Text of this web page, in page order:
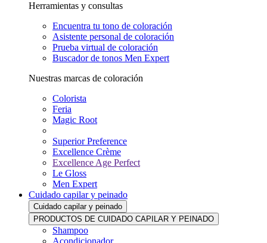
Herramientas y consultas
Encuentra tu tono de coloración
Asistente personal de coloración
Prueba virtual de coloración
Buscador de tonos Men Expert
Nuestras marcas de coloración
Colorista
Feria
Magic Root
Superior Preference
Excellence Crème
Excellence Age Perfect
Le Gloss
Men Expert
Cuidado capilar y peinado
Cuidado capilar y peinado
PRODUCTOS DE CUIDADO CAPILAR Y PEINADO
Shampoo
Acondicionador